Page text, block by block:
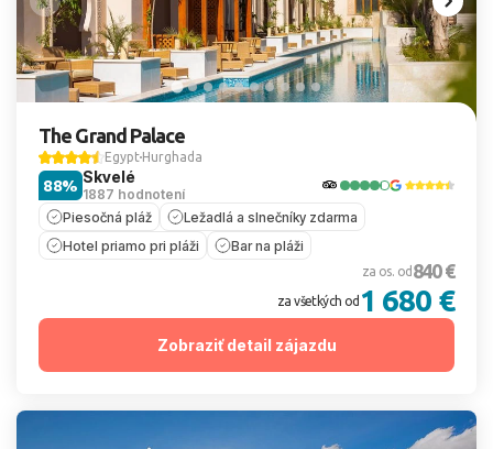
The Grand Palace
Egypt Hurghada
Skvelé
1887 hodnotení
88%
Piesočná pláž
Ležadlá a slnečníky zdarma
Hotel priamo pri pláži
Bar na pláži
za os. od 840 €
za všetkých od 1 680 €
Zobraziť detail zájazdu